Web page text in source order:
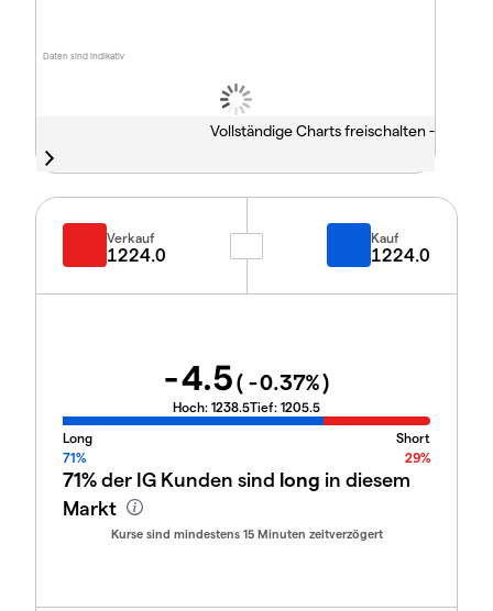
Daten sind indikativ
Vollständige Charts freischalten -
Verkauf
1224.0
Kauf
1224.0
-4.5( -0.37%)
Hoch: 1238.5Tief: 1205.5
Long
Short
71%
29%
71%der IG Kunden sind long in diesem
Markt
Kurse sind mindestens 15 Minuten zeitverzögert